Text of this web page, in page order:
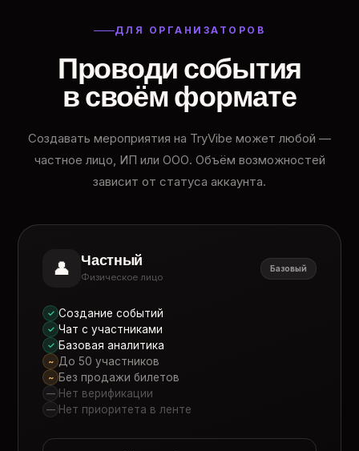
ДЛЯ ОРГАНИЗАТОРОВ
Проводи события
в своём формате
Создавать мероприятия на TryVibe может любой —
частное лицо, ИП или ООО. Объём возможностей
зависит от статуса аккаунта.
👤 Частный
Физическое лицо
Базовый
✓ Создание событий
✓ Чат с участниками
✓ Базовая аналитика
~ До 50 участников
~ Без продажи билетов
— Нет верификации
— Нет приоритета в ленте